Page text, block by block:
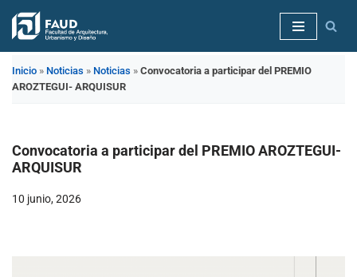
Saltar
contenido
Inicio » Noticias » Noticias » Convocatoria a participar del PREMIO
AROZTEGUI- ARQUISUR
Convocatoria a participar del PREMIO AROZTEGUI-
ARQUISUR
10 junio, 2026